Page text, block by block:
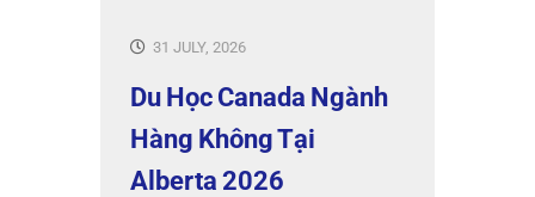
31 JULY, 2026
Du Học Canada Ngành
Hàng Không Tại
Alberta 2026